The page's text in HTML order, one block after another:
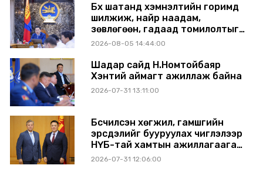
Бүх шатанд хэмнэлтийн горимд
шилжиж, найр наадам,
зөвлөгөөн, гадаад томилолтыг
хориглолоо
2026-08-05 14:44:00
Шадар сайд Н.Номтойбаяр
Хэнтий аймагт ажиллаж байна
2026-07-31 13:11:00
Бүсчилсэн хөгжил, гамшгийн
эрсдэлийг бууруулах чиглэлээр
НҮБ-тай хамтын ажиллагаагаа
өргөжүүлэхээр санал солилцлоо
2026-07-31 12:06:00